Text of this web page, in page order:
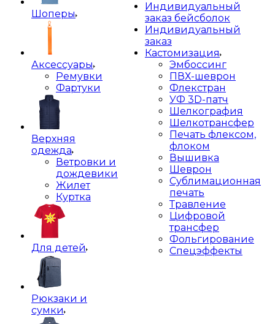
Шоперы
Аксессуары
Ремувки
Фартуки
Верхняя
одежда
Ветровки и
дождевики
Жилет
Куртка
Для детей
Рюкзаки и
сумки
Индивидуальный
заказ бейсболок
Индивидуальный
заказ
Кастомизация
Эмбоссинг
ПВХ-шеврон
Флекстран
УФ 3D-патч
Шелкография
Шелкотрансфер
Печать флексом,
флоком
Вышивка
Шеврон
Сублимационная
печать
Травление
Цифровой
трансфер
Фольгирование
Спецэффекты